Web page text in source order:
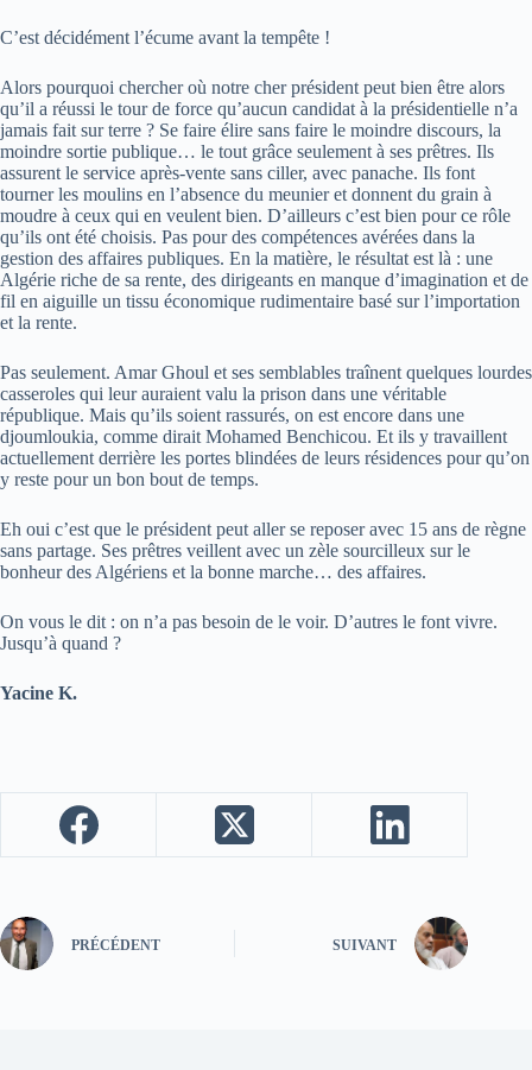
C’est décidément l’écume avant la tempête !
Alors pourquoi chercher où notre cher président peut bien être alors
qu’il a réussi le tour de force qu’aucun candidat à la présidentielle n’a
jamais fait sur terre ? Se faire élire sans faire le moindre discours, la
moindre sortie publique… le tout grâce seulement à ses prêtres. Ils
assurent le service après-vente sans ciller, avec panache. Ils font
tourner les moulins en l’absence du meunier et donnent du grain à
moudre à ceux qui en veulent bien. D’ailleurs c’est bien pour ce rôle
qu’ils ont été choisis. Pas pour des compétences avérées dans la
gestion des affaires publiques. En la matière, le résultat est là : une
Algérie riche de sa rente, des dirigeants en manque d’imagination et de
fil en aiguille un tissu économique rudimentaire basé sur l’importation
et la rente.
Pas seulement. Amar Ghoul et ses semblables traînent quelques lourdes
casseroles qui leur auraient valu la prison dans une véritable
république. Mais qu’ils soient rassurés, on est encore dans une
djoumloukia, comme dirait Mohamed Benchicou. Et ils y travaillent
actuellement derrière les portes blindées de leurs résidences pour qu’on
y reste pour un bon bout de temps.
Eh oui c’est que le président peut aller se reposer avec 15 ans de règne
sans partage. Ses prêtres veillent avec un zèle sourcilleux sur le
bonheur des Algériens et la bonne marche… des affaires.
On vous le dit : on n’a pas besoin de le voir. D’autres le font vivre.
Jusqu’à quand ?
Yacine K.
PRÉCÉDENT SUIVANT